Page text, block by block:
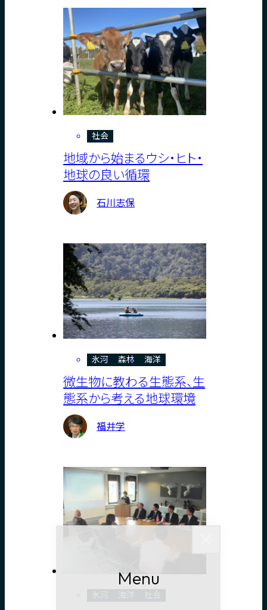
Menu
社会
地域から始まるウシ・ヒト・
地球の良い循環
石川志保
氷河 森林 海洋
微生物に教わる生態系、生
態系から考える地球環境
福井学
氷河 海洋 社会